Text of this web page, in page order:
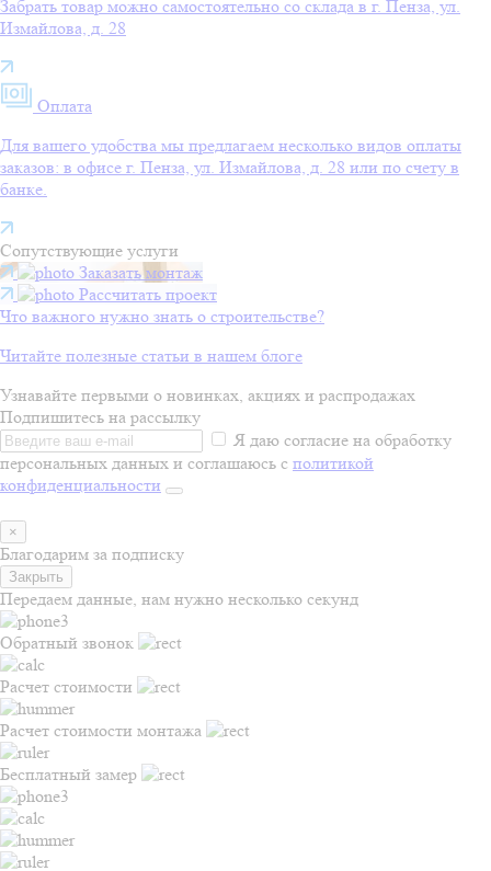
Забрать товар можно самостоятельно со склада в г. Пенза, ул.
Измайлова, д. 28
Оплата
Для вашего удобства мы предлагаем несколько видов оплаты
заказов: в офисе г. Пенза, ул. Измайлова, д. 28 или по счету в
банке.
Сопутствующие услуги
Заказать монтаж
Рассчитать проект
Что важного нужно знать о строительстве?
Читайте полезные статьи в нашем блоге
Узнавайте первыми о новинках, акциях и распродажах
Подпишитесь на рассылку
Я даю согласие на обработку
персональных данных и соглашаюсь с политикой
конфиденциальности
×
Благодарим за подписку
Закрыть
Передаем данные, нам нужно несколько секунд
Обратный звонок
Расчет стоимости
Расчет стоимости монтажа
Бесплатный замер